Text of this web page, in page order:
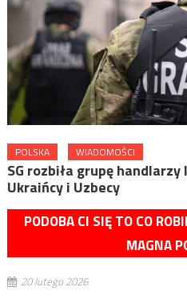
POLSKA WIADOMOŚCI
SG rozbiła grupę handlarzy
Ukraińcy i Uzbecy
PODOBA CI SIĘ TO CO
MAGNA
20 lutego 2026